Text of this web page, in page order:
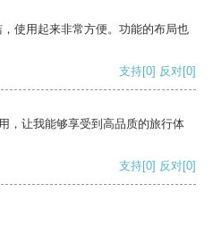
使用起来非常方便。功能的布局也
支持[0] 反对[0]
，让我能够享受到高品质的旅行体
支持[0] 反对[0]